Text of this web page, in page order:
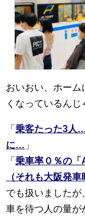
おいおい、ホーム
くなっているんじ
「 乗客たった3人
に… 」
「 乗車率０％の「
（それも大阪発車
でも扱いましたが
車を待つ人の量が